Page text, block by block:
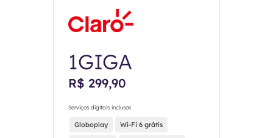
1GIGA
R$ 299,90
Serviços digitais inclusos
Globoplay Wi-Fi 6 grátis